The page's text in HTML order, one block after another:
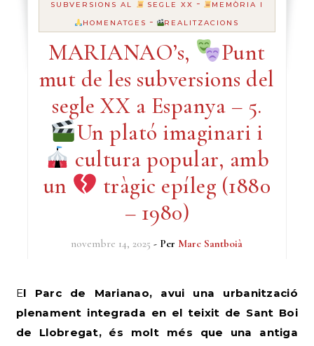
SUBVERSIONS AL
SEGLE XX -
MEMÒRIA I
HOMENATGES - REALITZACIONS
MARIANAO’s,
Punt
mut de les subversions del
segle XX a Espanya – 5.
Un plató imaginari i
cultura popular, amb
un
tràgic epíleg (1880
– 1980)
novembre 14, 2025 - Per Marc Santboià
El Parc de Marianao, avui una urbanització
plenament integrada en el teixit de Sant Boi
de Llobregat, és molt més que una antiga